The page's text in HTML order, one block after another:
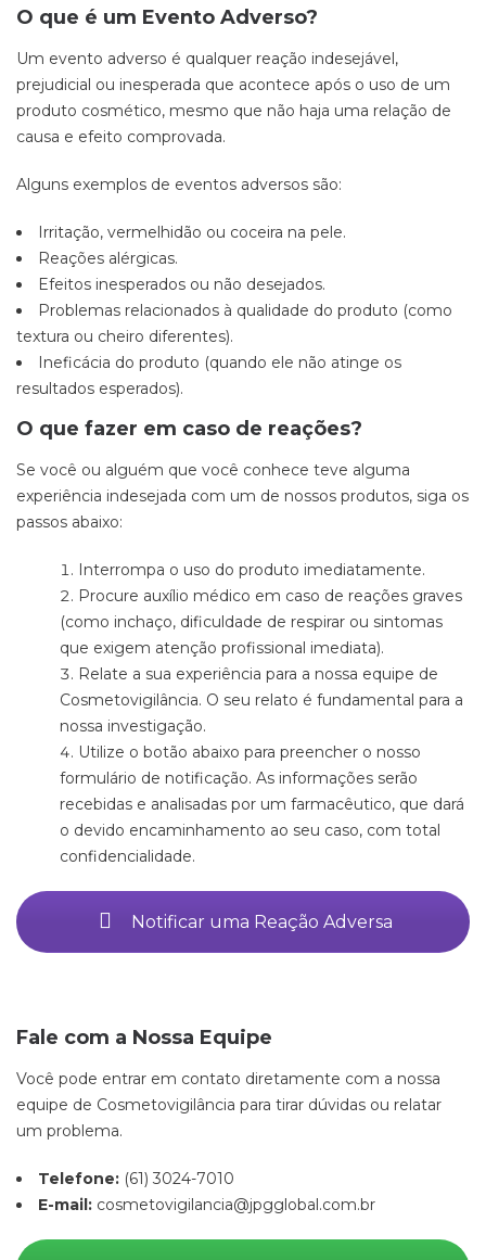
O que é um Evento Adverso?
Um evento adverso é qualquer reação indesejável,
prejudicial ou inesperada que acontece após o uso de um
produto cosmético, mesmo que não haja uma relação de
causa e efeito comprovada.
Alguns exemplos de eventos adversos são:
Irritação, vermelhidão ou coceira na pele.
Reações alérgicas.
Efeitos inesperados ou não desejados.
Problemas relacionados à qualidade do produto (como
textura ou cheiro diferentes).
Ineficácia do produto (quando ele não atinge os
resultados esperados).
O que fazer em caso de reações?
Se você ou alguém que você conhece teve alguma
experiência indesejada com um de nossos produtos, siga os
passos abaixo:
Interrompa o uso do produto imediatamente.
Procure auxílio médico em caso de reações graves
(como inchaço, dificuldade de respirar ou sintomas
que exigem atenção profissional imediata).
Relate a sua experiência para a nossa equipe de
Cosmetovigilância. O seu relato é fundamental para a
nossa investigação.
Utilize o botão abaixo para preencher o nosso
formulário de notificação. As informações serão
recebidas e analisadas por um farmacêutico, que dará
o devido encaminhamento ao seu caso, com total
confidencialidade.
Notificar uma Reação Adversa
Fale com a Nossa Equipe
Você pode entrar em contato diretamente com a nossa
equipe de Cosmetovigilância para tirar dúvidas ou relatar
um problema.
Telefone: (61) 3024-7010
E-mail: cosmetovigilancia@jpgglobal.com.br